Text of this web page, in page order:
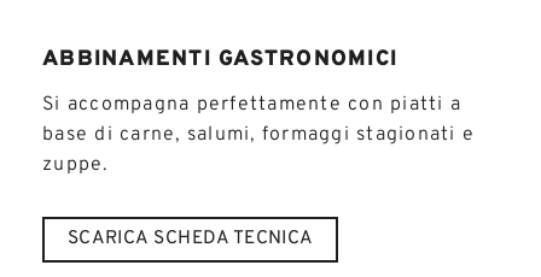
ABBINAMENTI GASTRONOMICI
Si accompagna perfettamente con piatti a
base di carne, salumi, formaggi stagionati e
zuppe.
SCARICA SCHEDA TECNICA